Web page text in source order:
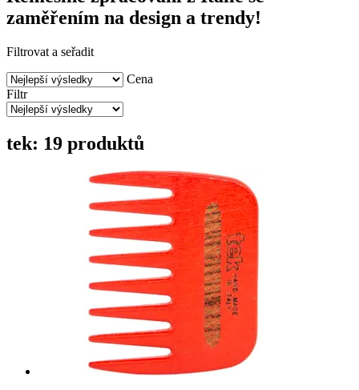
zaměřením na design a trendy!
Filtrovat a seřadit
Cena
Filtr
tek: 19 produktů